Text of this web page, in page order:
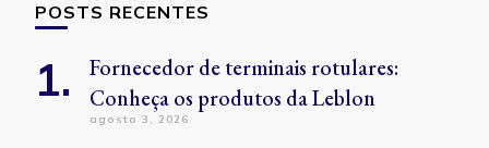
POSTS RECENTES
Fornecedor de terminais rotulares:
Conheça os produtos da Leblon
agosto 3, 2026